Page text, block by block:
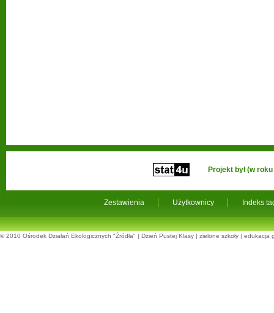
Zestawienia Użytkownicy Indeks
Projekt był (w
© 2010 Ośrodek Działań Ekologicznych "Źródła" | Dzień Pustej Klasy | zielone szkoły | edukacja